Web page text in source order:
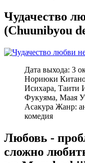
Чудачество
(Chuunibyou
Дата выхода: 3
Нориюки
Исихара, Таити
Фукуяма, Маая
Асакура Жанр:
комедия
Любовь -
сложно